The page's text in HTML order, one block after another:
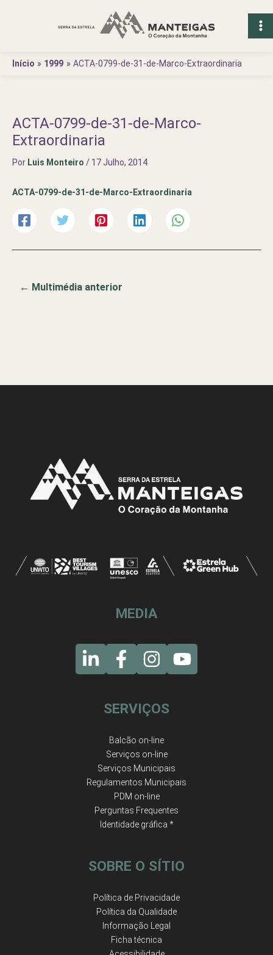
Início
1999 ACTA-0799-de-31-de-Marco-Extraordinaria
ACTA-0799-de-31-de-Marco-
Extraordinaria
Por Luis Monteiro / 17 Julho, 2014
ACTA-0799-de-31-de-Marco-Extraordinaria
← Multimédia anterior
MEDIA
SERVIÇOS
Balcão on-line
Serviços on-line
Serviços Municipais
Regulamentos Municipais
PDM on-line
Perguntas Frequentes
Identidade gráfica *
SOBRE O SÍTIO
Política de Privacidade
Política da Qualidade
Informação Legal
Ficha técnica